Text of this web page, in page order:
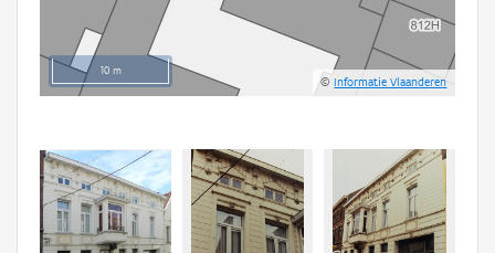
10 m
©Informatie Vlaanderen